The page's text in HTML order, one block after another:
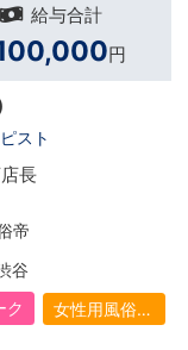
給与合計
650,000
希
委 セラピスト
女性用風俗帝
東京都 / 渋谷
風俗ワーク
女性用